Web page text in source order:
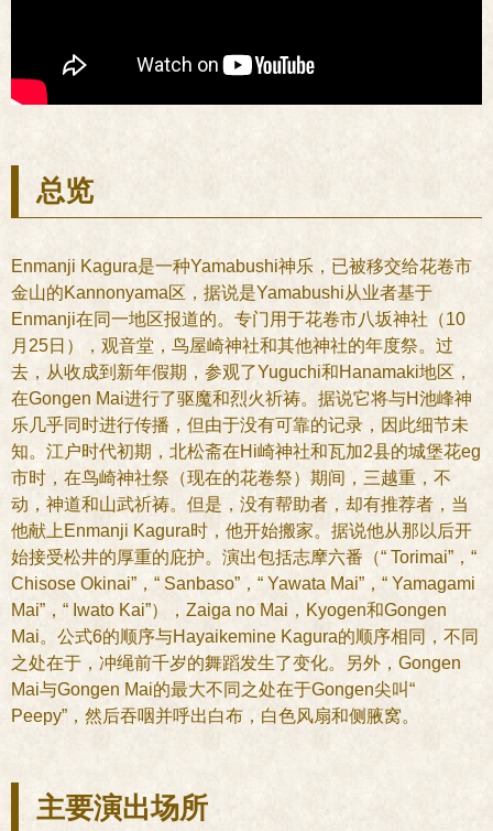
总览
Enmanji Kagura是一种Yamabushi神乐，已被移交给花卷市
金山的Kannonyama区，据说是Yamabushi从业者基于
Enmanji在同一地区报道的。专门用于花卷市八坂神社（10
月25日），观音堂，鸟屋崎神社和其他神社的年度祭。过
去，从收成到新年假期，参观了Yuguchi和Hanamaki地区，
在Gongen Mai进行了驱魔和烈火祈祷。据说它将与H池峰神
乐几乎同时进行传播，但由于没有可靠的记录，因此细节未
知。江户时代初期，北松斋在Hi崎神社和瓦加2县的城堡花eg
市时，在鸟崎神社祭（现在的花卷祭）期间，三越重，不
动，神道和山武祈祷。但是，没有帮助者，却有推荐者，当
他献上Enmanji Kagura时，他开始搬家。据说他从那以后开
始接受松井的厚重的庇护。演出包括志摩六番（“ Torimai”，“
Chisose Okinai”，“ Sanbaso”，“ Yawata Mai”，“ Yamagami
Mai”，“ Iwato Kai”），Zaiga no Mai，Kyogen和Gongen
Mai。公式6的顺序与Hayaikemine Kagura的顺序相同，不同
之处在于，冲绳前千岁的舞蹈发生了变化。另外，Gongen
Mai与Gongen Mai的最大不同之处在于Gongen尖叫“
Peepy”，然后吞咽并呼出白布，白色风扇和侧腋窝。
主要演出场所